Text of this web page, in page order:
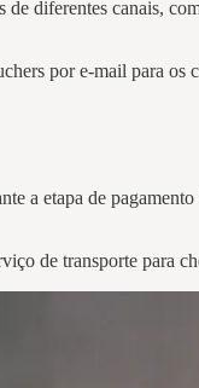
diferentes canais,
por e-mail para os
a etapa de
de transporte para